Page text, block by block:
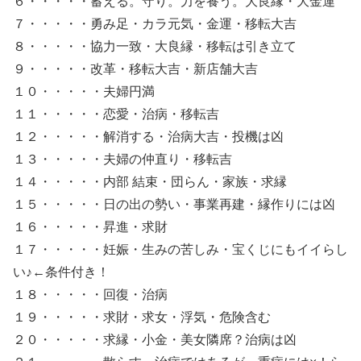
７・・・・・勇み足・カラ元気・金運・移転大吉
８・・・・・協力一致・大良縁・移転は引き立て
９・・・・・改革・移転大吉・新店舗大吉
１０・・・・・夫婦円満
１１・・・・・恋愛・治病・移転吉
１２・・・・・解消する・治病大吉・投機は凶
１３・・・・・夫婦の仲直り・移転吉
１４・・・・・内部 結束・団らん・家族・求縁
１５・・・・・日の出の勢い・事業再建・縁作りには凶
１６・・・・・昇進・求財
１７・・・・・妊娠・生みの苦しみ・宝くじにもイイらし
い♪←条件付き！
１８・・・・・回復・治病
１９・・・・・求財・求女・浮気・危険含む
２０・・・・・求縁・小金・美女隣席？治病は凶